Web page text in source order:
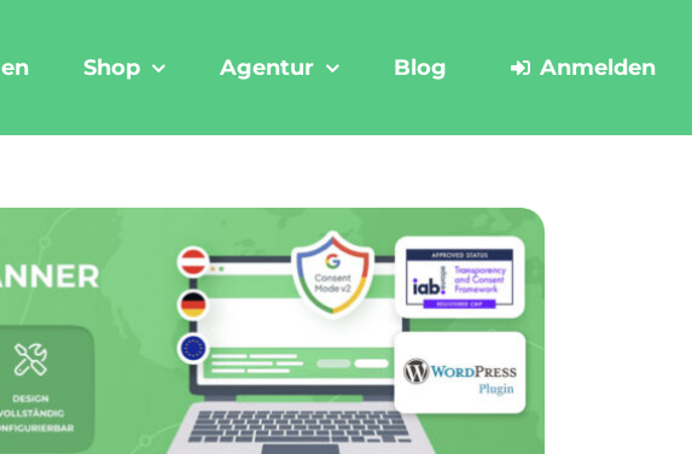
Shop Agentur Blog Anmelden